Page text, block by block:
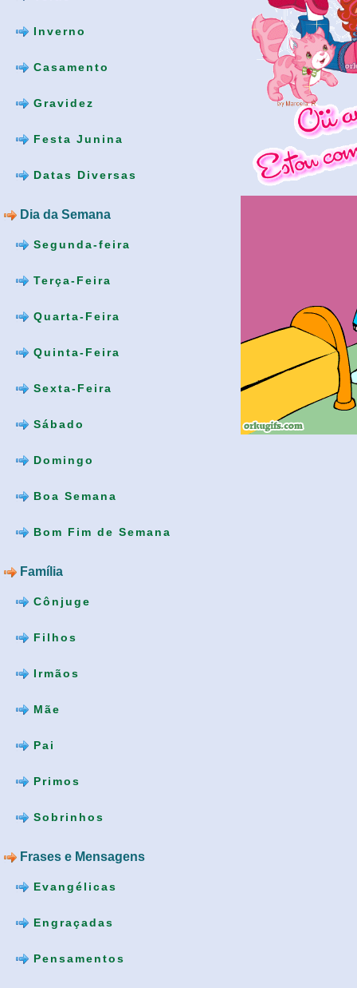
Inverno
Casamento
Gravidez
Festa Junina
Datas Diversas
Dia da Semana
Segunda-feira
Terça-Feira
Quarta-Feira
Quinta-Feira
Sexta-Feira
Sábado
Domingo
Boa Semana
Bom Fim de Semana
Família
Cônjuge
Filhos
Irmãos
Mãe
Pai
Primos
Sobrinhos
Frases e Mensagens
Evangélicas
Engraçadas
Pensamentos